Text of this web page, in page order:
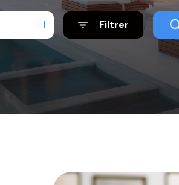
Filtrer